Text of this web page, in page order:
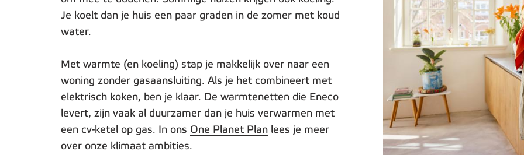
Je koelt dan je huis een paar graden in de zomer met koud
water.
Met warmte (en koeling) stap je makkelijk over naar een
woning zonder gasaansluiting. Als je het combineert met
elektrisch koken, ben je klaar. De warmtenetten die Eneco
levert, zijn vaak al duurzamer dan je huis verwarmen met
een cv-ketel op gas. In ons One Planet Plan lees je meer
over onze klimaat ambities.